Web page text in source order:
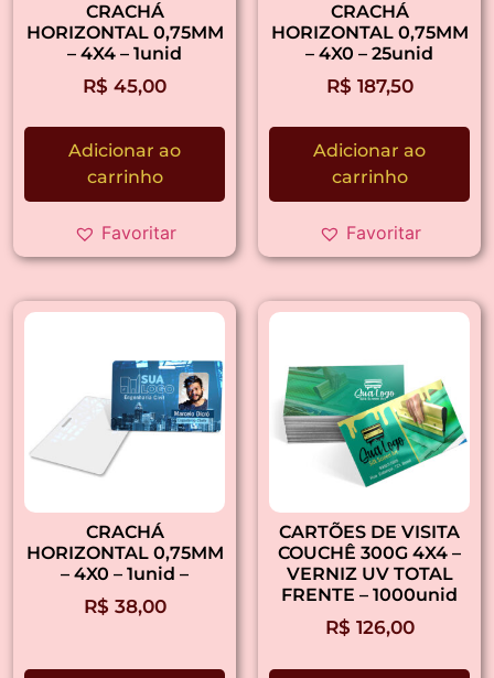
CRACHÁ
HORIZONTAL 0,75MM
– 4X4 – 1unid
R$ 45,00
Adicionar ao
carrinho
Favoritar
CRACHÁ
HORIZONTAL 0,75MM
– 4X0 – 25unid
R$ 187,50
Adicionar ao
carrinho
Favoritar
CRACHÁ
HORIZONTAL 0,75MM
– 4X0 – 1unid –
R$ 38,00
CARTÕES DE VISITA
COUCHÊ 300G 4X4 –
VERNIZ UV TOTAL
FRENTE – 1000unid
R$ 126,00